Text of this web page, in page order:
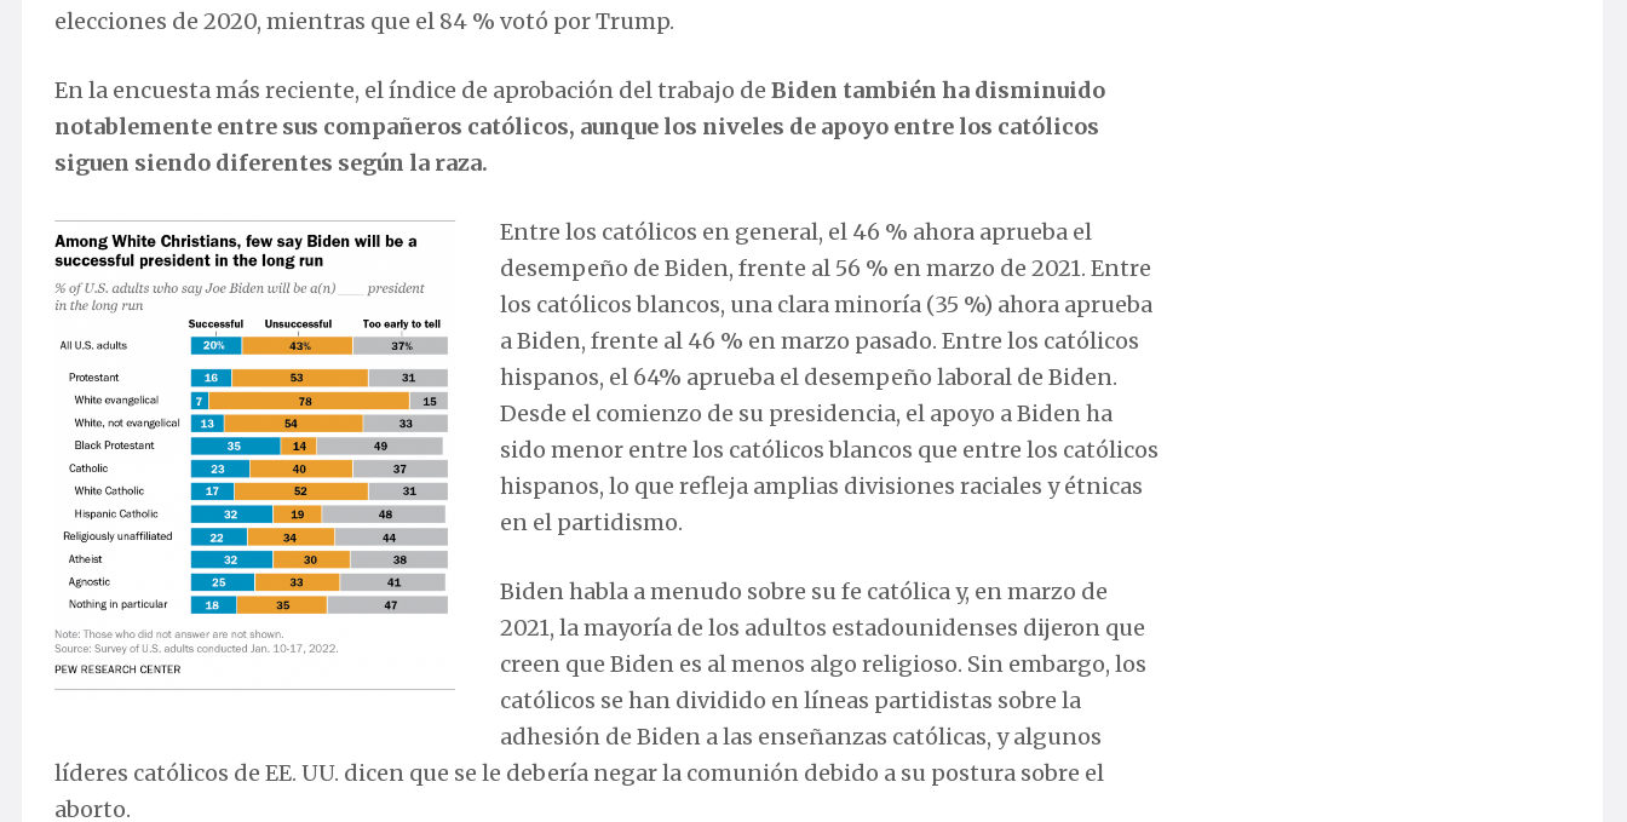
elecciones de 2020, mientras que el 84 % votó por Trump.
En la encuesta más reciente, el índice de aprobación del trabajo de Biden también ha disminuido
notablemente entre sus compañeros católicos, aunque los niveles de apoyo entre los católicos
siguen siendo diferentes según la raza.
Entre los católicos en general, el 46 % ahora aprueba el
desempeño de Biden, frente al 56 % en marzo de 2021. Entre
los católicos blancos, una clara minoría (35 %) ahora aprueba
a Biden, frente al 46 % en marzo pasado. Entre los católicos
hispanos, el 64% aprueba el desempeño laboral de Biden.
Desde el comienzo de su presidencia, el apoyo a Biden ha
sido menor entre los católicos blancos que entre los católicos
hispanos, lo que refleja amplias divisiones raciales y étnicas
en el partidismo.
Biden habla a menudo sobre su fe católica y, en marzo de
2021, la mayoría de los adultos estadounidenses dijeron que
creen que Biden es al menos algo religioso. Sin embargo, los
católicos se han dividido en líneas partidistas sobre la
adhesión de Biden a las enseñanzas católicas, y algunos
líderes católicos de EE. UU. dicen que se le debería negar la comunión debido a su postura sobre el
aborto.